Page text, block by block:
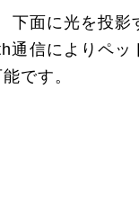
下面に光を投影
通信によりペッ
です。